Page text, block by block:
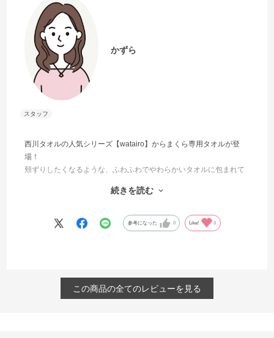
かずら
西川タオルの人気シリーズ【watairo】からまくら専用タオルが登
場！
頬ずりしたくなるような、ふわふわでやわらかいタオルに包まれて
取付け簡単なアジャスター付き。 お洒落なオーガンジーのパッケ
続きを読む
参考になった 0 Like! 0
この商品の全てのレビューを見る